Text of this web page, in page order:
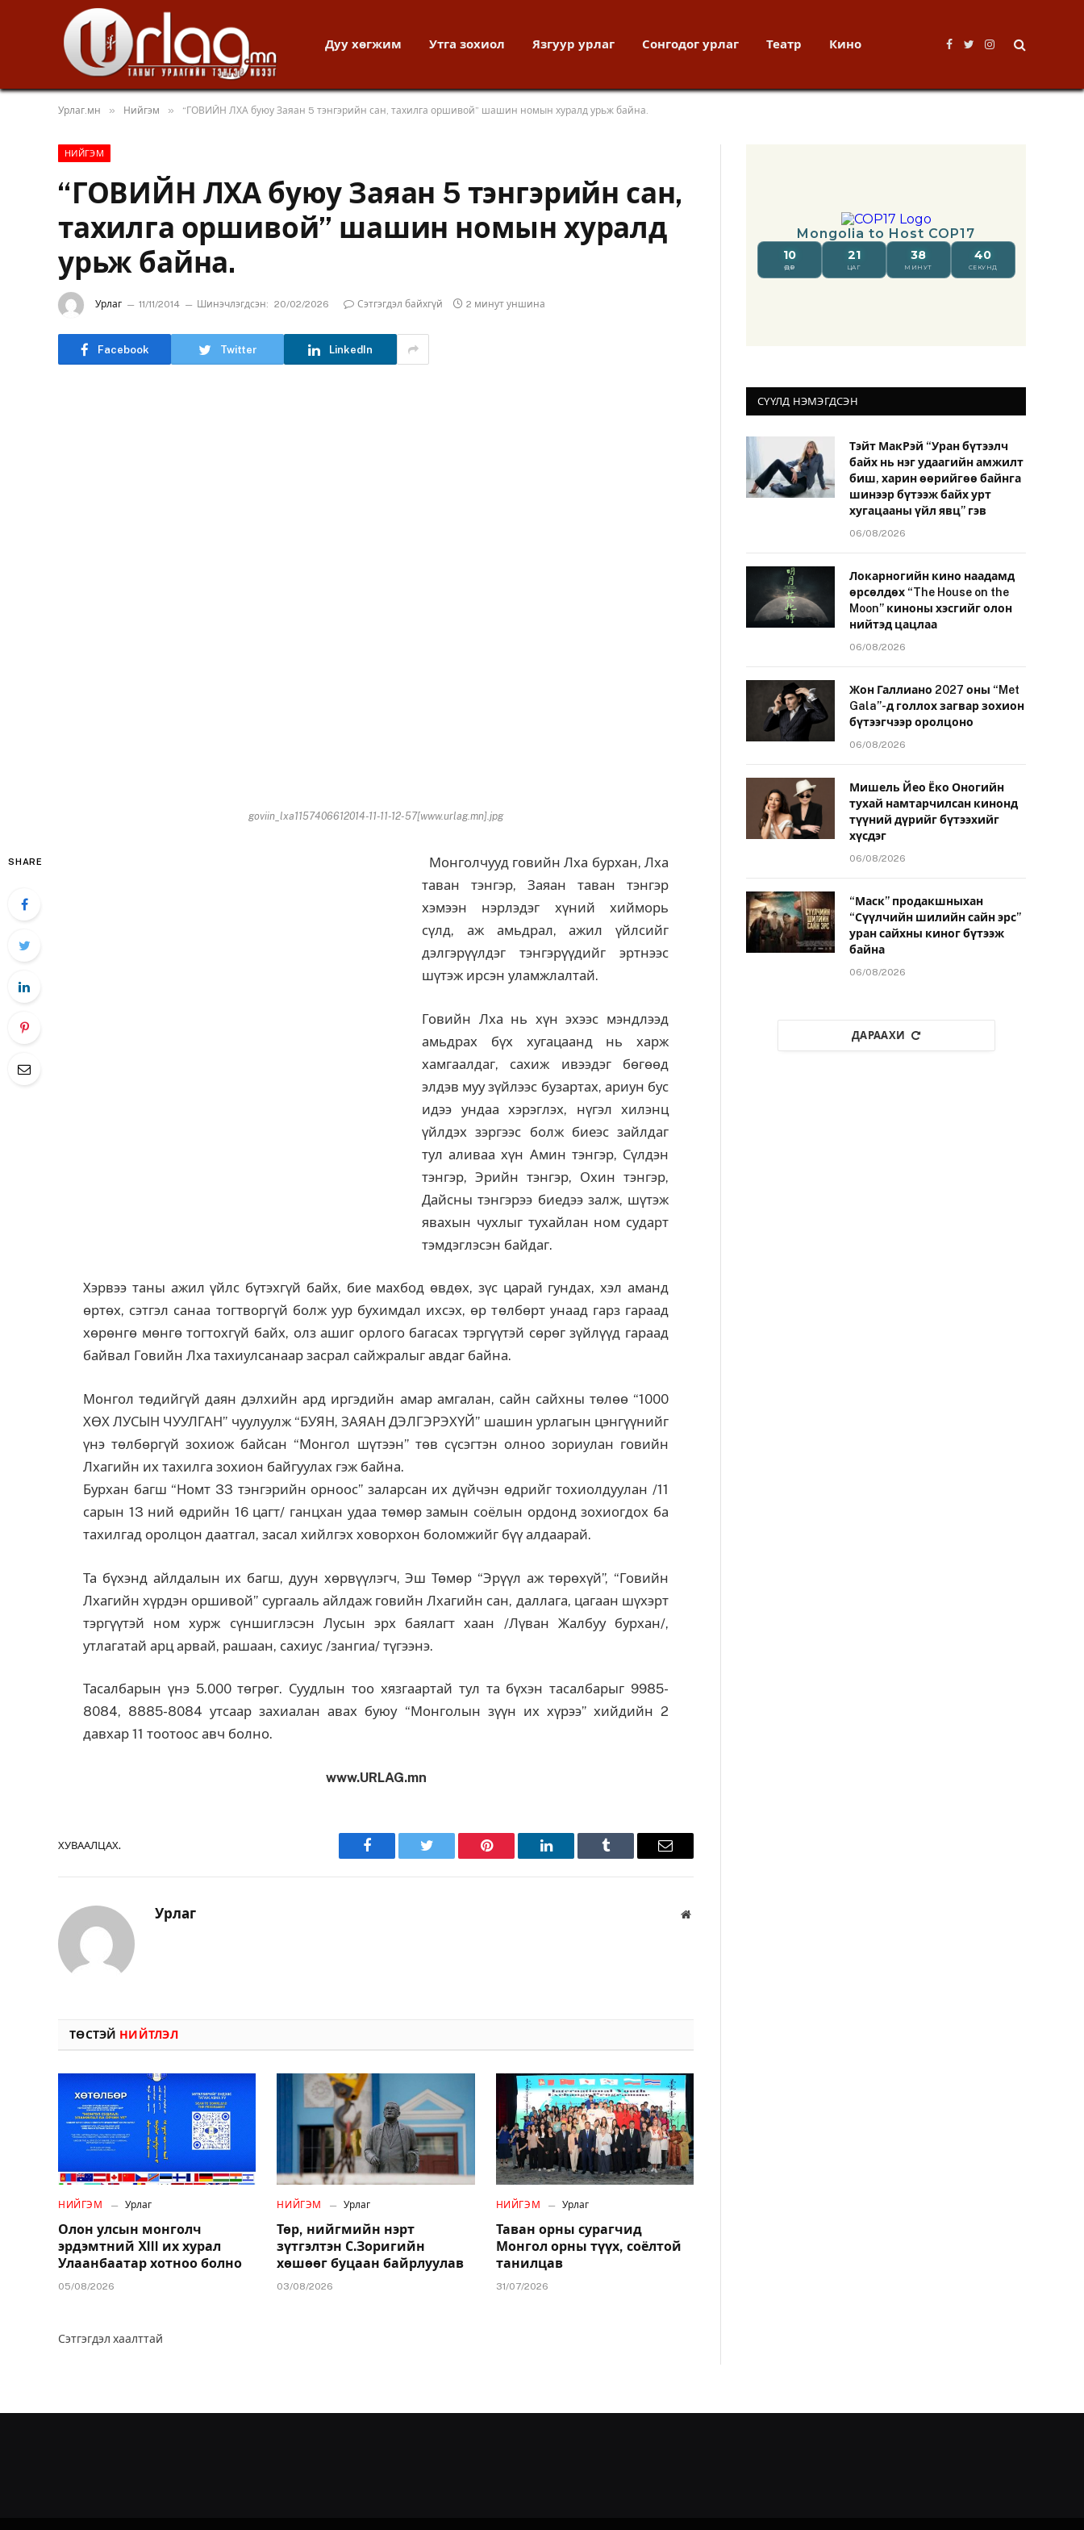
Дуу хөгжим Утга зохиол Язгуур урлаг Сонгодог урлаг Театр Кино
Facebook
TwitterInstagram
Урлаг.мн » Нийгэм » “ГОВИЙН ЛХА буюу Заяан 5 тэнгэрийн сан, тахилга оршивой” шашин номын хуралд урьж байна.
НИЙГЭМ
“ГОВИЙН ЛХА буюу Заяан 5 тэнгэрийн сан,
тахилга оршивой” шашин номын хуралд
урьж байна.
Урлаг 11/11/2014 Шинэчлэгдсэн: 20/02/2026 Сэтгэгдэл байхгүй 2 минут уншина
Facebook Twitter LinkedIn
goviin_lxa1157406612014-11-11-12-57[www.urlag.mn].jpg
SHARE
Монголчууд говийн Лха бурхан, Лха
таван тэнгэр, Заяан таван тэнгэр
хэмээн нэрлэдэг хүний хийморь
сүлд, аж амьдрал, ажил үйлсийг
дэлгэрүүлдэг тэнгэрүүдийг эртнээс
шүтэж ирсэн уламжлалтай.
Говийн Лха нь хүн эхээс мэндлээд
амьдрах бүх хугацаанд нь харж
хамгаалдаг, сахиж ивээдэг бөгөөд
элдэв муу зүйлээс бузартах, ариун бус
идээ ундаа хэрэглэх, нүгэл хилэнц
үйлдэх зэргээс болж биеэс зайлдаг
тул аливаа хүн Амин тэнгэр, Сүлдэн
тэнгэр, Эрийн тэнгэр, Охин тэнгэр,
Дайсны тэнгэрээ биедээ залж, шүтэж
явахын чухлыг тухайлан ном сударт
тэмдэглэсэн байдаг.
Хэрвээ таны ажил үйлс бүтэхгүй байх, бие махбод өвдөх, зүс царай гундах, хэл аманд
өртөх, сэтгэл санаа тогтворгүй болж уур бухимдал ихсэх, өр төлбөрт унаад гарз гараад
хөрөнгө мөнгө тогтохгүй байх, олз ашиг орлого багасах тэргүүтэй сөрөг зүйлүүд гараад
байвал Говийн Лха тахиулсанаар засрал сайжралыг авдаг байна.
Монгол төдийгүй даян дэлхийн ард иргэдийн амар амгалан, сайн сайхны төлөө “1000
ХӨХ ЛУСЫН ЧУУЛГАН” чуулуулж “БУЯН, ЗАЯАН ДЭЛГЭРЭХҮЙ” шашин урлагын цэнгүүнийг
үнэ төлбөргүй зохиож байсан “Монгол шүтээн” төв сүсэгтэн олноо зориулан говийн
Лхагийн их тахилга зохион байгуулах гэж байна.
Бурхан багш “Номт 33 тэнгэрийн орноос” заларсан их дүйчэн өдрийг тохиолдуулан /11
сарын 13 ний өдрийн 16 цагт/ ганцхан удаа төмөр замын соёлын ордонд зохиогдох ба
тахилгад оролцон даатгал, засал хийлгэх ховорхон боломжийг бүү алдаарай.
Та бүхэнд айлдалын их багш, дуун хөрвүүлэгч, Эш Төмөр “Эрүүл аж төрөхүй”, “Говийн
Лхагийн хүрдэн оршивой” сургааль айлдаж говийн Лхагийн сан, даллага, цагаан шүхэрт
тэргүүтэй ном хурж сүншиглэсэн Лусын эрх баялагт хаан /Лүван Жалбуу бурхан/,
утлагатай арц арвай, рашаан, сахиус /зангиа/ түгээнэ.
Тасалбарын үнэ 5.000 төгрөг. Суудлын тоо хязгаартай тул та бүхэн тасалбарыг 9985-
8084, 8885-8084 утсаар захиалан авах буюу “Монголын зүүн их хүрээ” хийдийн 2
давхар 11 тоотоос авч болно.
www.URLAG.mn
ХУВААЛЦАХ.
Facebook Twitter Pinterest LinkedIn Tumblr Имэйл
Урлаг Вэбсайт
ТӨСТЭЙ НИЙТЛЭЛ
НИЙГЭМ Урлаг
Олон улсын монголч
эрдэмтний XIII их хурал
Улаанбаатар хотноо болно
05/08/2026
НИЙГЭМ Урлаг
Төр, нийгмийн нэрт
зүтгэлтэн С.Зоригийн
хөшөөг буцаан байрлуулав
03/08/2026
НИЙГЭМ Урлаг
Таван орны сурагчид
Монгол орны түүх, соёлтой
танилцав
31/07/2026
Сэтгэгдэл хаалттай
СҮҮЛД НЭМЭГДСЭН
Тэйт МакРэй “Уран бүтээлч
байх нь нэг удаагийн амжилт
биш, харин өөрийгөө байнга
шинээр бүтээж байх урт
хугацааны үйл явц” гэв
06/08/2026
Локарногийн кино наадамд
өрсөлдөх “The House on the
Moon” киноны хэсгийг олон
нийтэд цацлаа
06/08/2026
Жон Галлиано 2027 оны “Met
Gala”-д голлох загвар зохион
бүтээгчээр оролцоно
06/08/2026
Мишель Йео Ёко Оногийн
тухай намтарчилсан кинонд
түүний дүрийг бүтээхийг
хүсдэг
06/08/2026
“Маск” продакшныхан
“Сүүлчийн шилийн сайн эрс”
уран сайхны киног бүтээж
байна
06/08/2026
ДАРААХИ